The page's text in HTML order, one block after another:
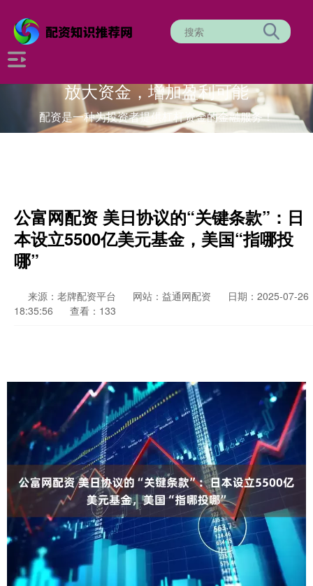
放大资金，增加盈利可能
配资是一种为投资者提供杠杆资金的金融服务！
公富网配资 美日协议的“关键条款”：日
本设立5500亿美元基金，美国“指哪投
哪”
来源：老牌配资平台 网站：益通网配资
日期：2025-07-26
18:35:56
查看：133